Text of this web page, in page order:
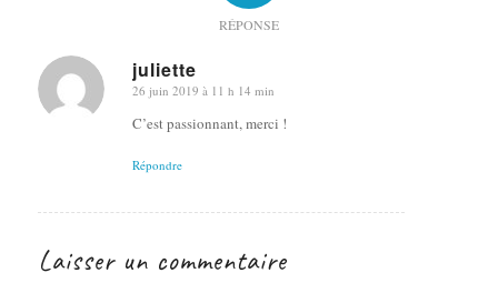
RÉPONSE
juliette
dit
26 juin 2019 à 11 h 14 min
C’est passionnant, merci !
Répondre
Laisser un commentaire